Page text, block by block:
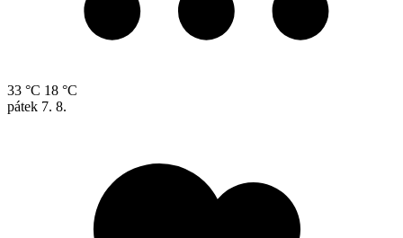
33 °C 18 °C
pátek 7. 8.